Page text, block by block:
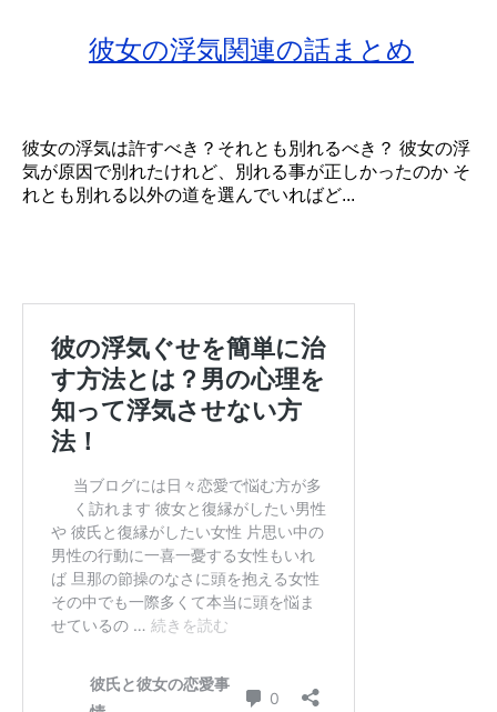
彼女の浮気関連の話まとめ
彼女の浮気は許すべき？それとも別れるべき？ 彼女の浮
気が原因で別れたけれど、別れる事が正しかったのか そ
れとも別れる以外の道を選んでいればど...